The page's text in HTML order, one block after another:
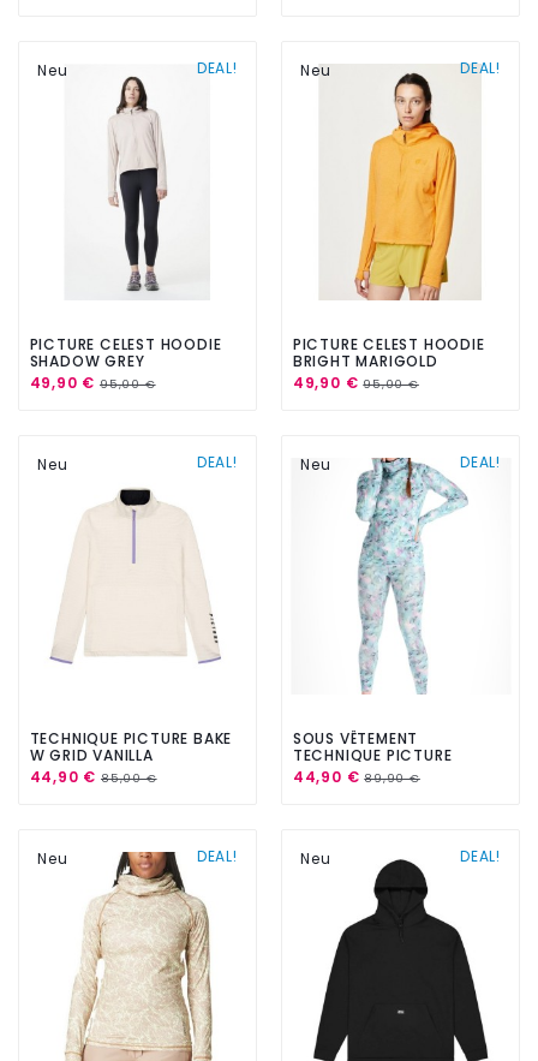
DEAL!
Neu
PICTURE CELEST HOODIE
SHADOW GREY
49,90 € 95,00 €
DEAL!
Neu
PICTURE CELEST HOODIE
BRIGHT MARIGOLD
49,90 €95,00 €
DEAL!
Neu
TECHNIQUE PICTURE BAKE
W GRID VANILLA
44,90 € 85,00 €
DEAL!
Neu
SOUS VÊTEMENT
TECHNIQUE PICTURE
PAGAYA BLURRY WATER
PRINT
44,90 €89,90 €
DEAL!
Neu DEAL!
Neu